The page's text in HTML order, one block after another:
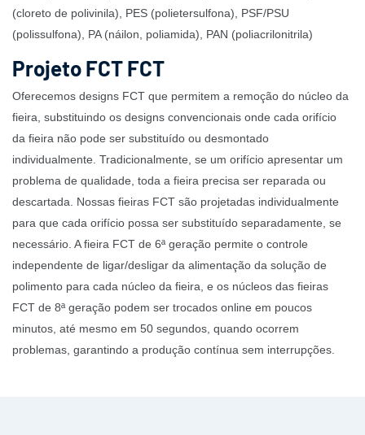
(cloreto de polivinila), PES (polietersulfona), PSF/PSU
(polissulfona), PA (náilon, poliamida), PAN (poliacrilonitrila)
Projeto FCT FCT
Oferecemos designs FCT que permitem a remoção do núcleo da
fieira, substituindo os designs convencionais onde cada orifício
da fieira não pode ser substituído ou desmontado
individualmente. Tradicionalmente, se um orifício apresentar um
problema de qualidade, toda a fieira precisa ser reparada ou
descartada. Nossas fieiras FCT são projetadas individualmente
para que cada orifício possa ser substituído separadamente, se
necessário. A fieira FCT de 6ª geração permite o controle
independente de ligar/desligar da alimentação da solução de
polimento para cada núcleo da fieira, e os núcleos das fieiras
FCT de 8ª geração podem ser trocados online em poucos
minutos, até mesmo em 50 segundos, quando ocorrem
problemas, garantindo a produção contínua sem interrupções.